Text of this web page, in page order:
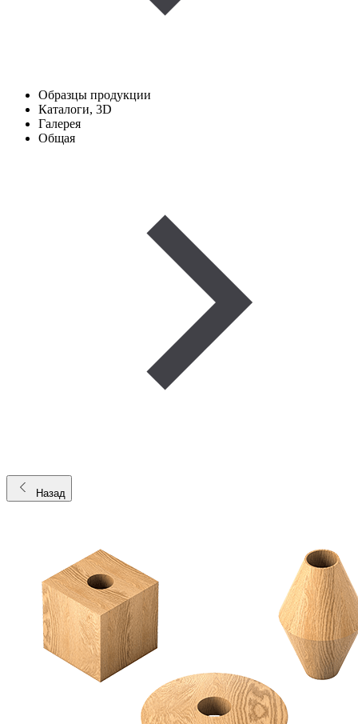
Образцы продукции
Каталоги, 3D
Галерея
Общая
Назад